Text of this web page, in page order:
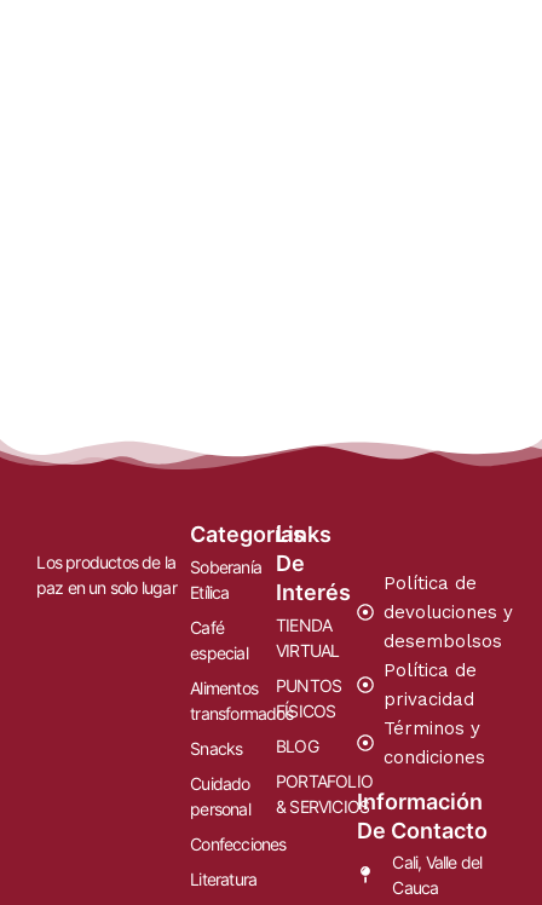
Los productos de la
paz en un solo lugar
Categorías
Soberanía
Etílica
Café
especial
Alimentos
transformados
Snacks
Cuidado
personal
Confecciones
Literatura
Links
De
Interés
TIENDA
VIRTUAL
PUNTOS
FÍSICOS
BLOG
PORTAFOLIO
& SERVICIOS
Política de
devoluciones y
desembolsos
Política de
privacidad
Términos y
condiciones
Información
De Contacto
Cali, Valle del
Cauca